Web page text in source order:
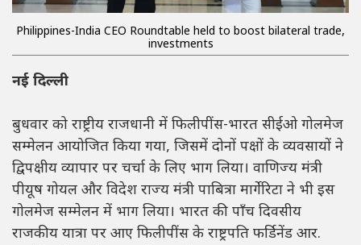
Philippines-India CEO Roundtable held to boost bilateral trade,
investments
नई दिल्ली
बुधवार को राष्ट्रीय राजधानी में फिलीपींस-भारत सीईओ गोलमेज
सम्मेलन आयोजित किया गया, जिसमें दोनों पक्षों के व्यवसायों ने
द्विपक्षीय व्यापार पर चर्चा के लिए भाग लिया। वाणिज्य मंत्री
पीयूष गोयल और विदेश राज्य मंत्री पाबित्रा मार्गेरिटा ने भी इस
गोलमेज सम्मेलन में भाग लिया। भारत की पाँच दिवसीय
राजकीय यात्रा पर आए फिलीपींस के राष्ट्रपति फर्डिनेंड आर.